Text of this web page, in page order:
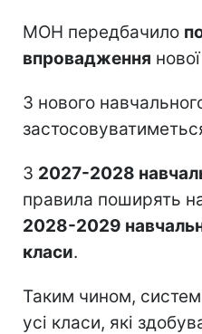
МОН передбачило
впровадження
З нового
З 2027-2028
правила поширять
2028-2029
класи.
Таким чином,
усі класи, які